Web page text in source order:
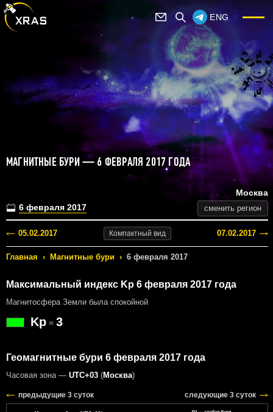
ENG
МАГНИТНЫЕ БУРИ — 6 ФЕВРАЛЯ 2017 ГОДА
6 февраля 2017
Москва
сменить регион
05.02.2017 Компактный вид 07.02.2017
Главная › Магнитные бури › 6 февраля 2017
Максимальный индекс Kp 6 февраля 2017 года
Магнитосфера Земли была спокойной
Kp = 3
Геомагнитные бури 6 февраля 2017 года
Часовая зона — UTC+03 (Москва)
предыдущие 3 суток следующие 3 суток